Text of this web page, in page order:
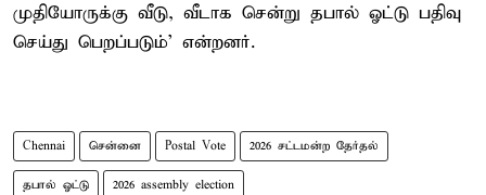
முதியோருக்கு வீடு, வீடாக சென்று தபால் ஓட்டு பதிவு
செய்து பெறப்படும்' என்றனர்.
Chennai சென்னை Postal Vote 2026 சட்டமன்ற தேர்தல்
தபால் ஓட்டு 2026 assembly election